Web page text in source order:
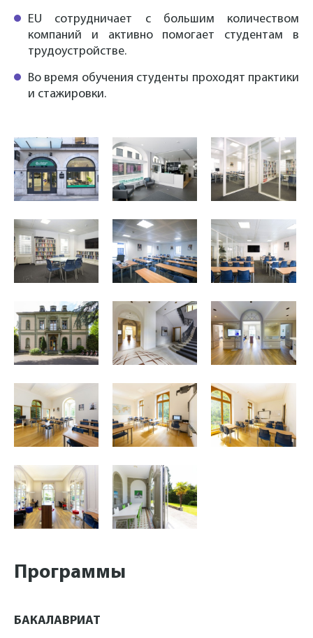
EU сотрудничает с большим количеством
компаний и активно помогает студентам в
трудоустройстве.
Во время обучения студенты проходят практики
и стажировки.
Программы
БАКАЛАВРИАТ